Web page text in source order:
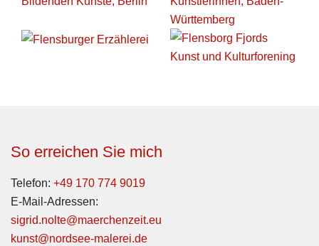
So erreichen Sie mich
Telefon: +49 170 774 9019
E-Mail-Adressen:
sigrid.nolte@maerchenzeit.eu
kunst@nordsee-malerei.de